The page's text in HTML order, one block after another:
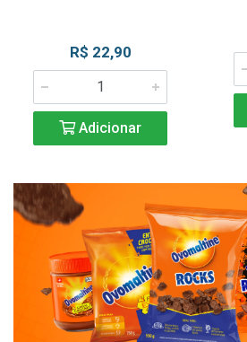
R$ 22,90
Adicionar